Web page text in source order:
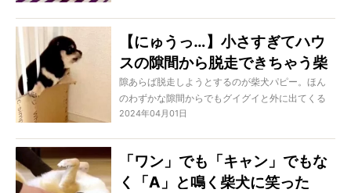
【にゅうっ…】小さすぎてハウ
スの隙間から脱走できちゃう柴
犬パピーが可愛い【動画】
隙あらば脱走しようとするのが柴犬パピー。ほん
のわずかな隙間からでもグイグイと外に出てくる
のです。本当はダメだけど可愛いから見逃してあ
2024年04月01日
「ワン」でも「キャン」でもな
く「A」と鳴く柴犬に笑った